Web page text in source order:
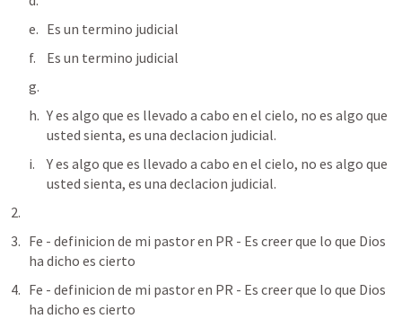
Es un termino judicial
Es un termino judicial
Y es algo que es llevado a cabo en el cielo, no es algo que
usted sienta, es una declacion judicial.
Y es algo que es llevado a cabo en el cielo, no es algo que
usted sienta, es una declacion judicial.
Fe - definicion de mi pastor en PR - Es creer que lo que Dios
ha dicho es cierto
Fe - definicion de mi pastor en PR - Es creer que lo que Dios
ha dicho es cierto